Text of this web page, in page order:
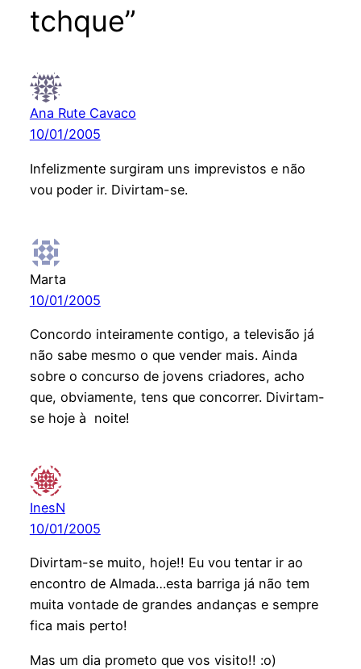
tchque”
Ana Rute Cavaco
10/01/2005
Infelizmente surgiram uns imprevistos e não
vou poder ir. Divirtam-se.
Marta
10/01/2005
Concordo inteiramente contigo, a televisão já
não sabe mesmo o que vender mais. Ainda
sobre o concurso de jovens criadores, acho
que, obviamente, tens que concorrer. Divirtam-
se hoje à noite!
InesN
10/01/2005
Divirtam-se muito, hoje!! Eu vou tentar ir ao
encontro de Almada…esta barriga já não tem
muita vontade de grandes andanças e sempre
fica mais perto!
Mas um dia prometo que vos visito!! :o)